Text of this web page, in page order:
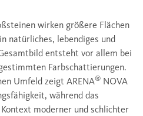
wirken größere Flächen
natürliches, lebendiges und
entsteht vor allem bei
Farbschattierungen.
Umfeld zeigt ARENA® NOVA
während das
moderner und schlichter